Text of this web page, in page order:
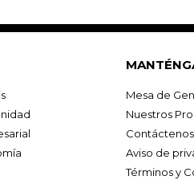
Mesa de
Nuestros
Contáctenos
Aviso de
Términos y